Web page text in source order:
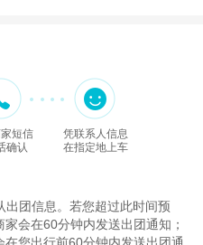
短信
确认
凭联系人信息
在指定地上车
团信息。若您超过此时间预
会在60分钟内发送出团通知；